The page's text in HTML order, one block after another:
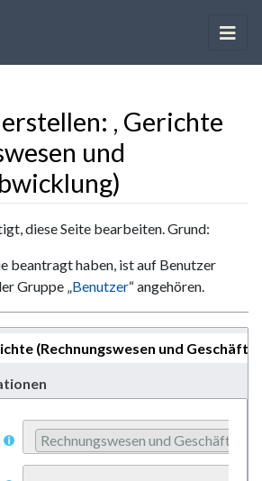
, Gerichte
und
,Suche
diese Seite bearbeiten. Grund:
beantragt haben, ist auf Benutzer
Gruppe „Benutzer“ angehören.
(Rechnungswesen und
Rechnungswesen und